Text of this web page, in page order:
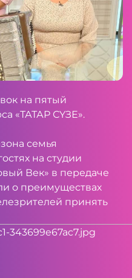
на пятый
«ТАТАР СҮЗЕ».
семья
на студии
Век» в передаче
о преимуществах
принять